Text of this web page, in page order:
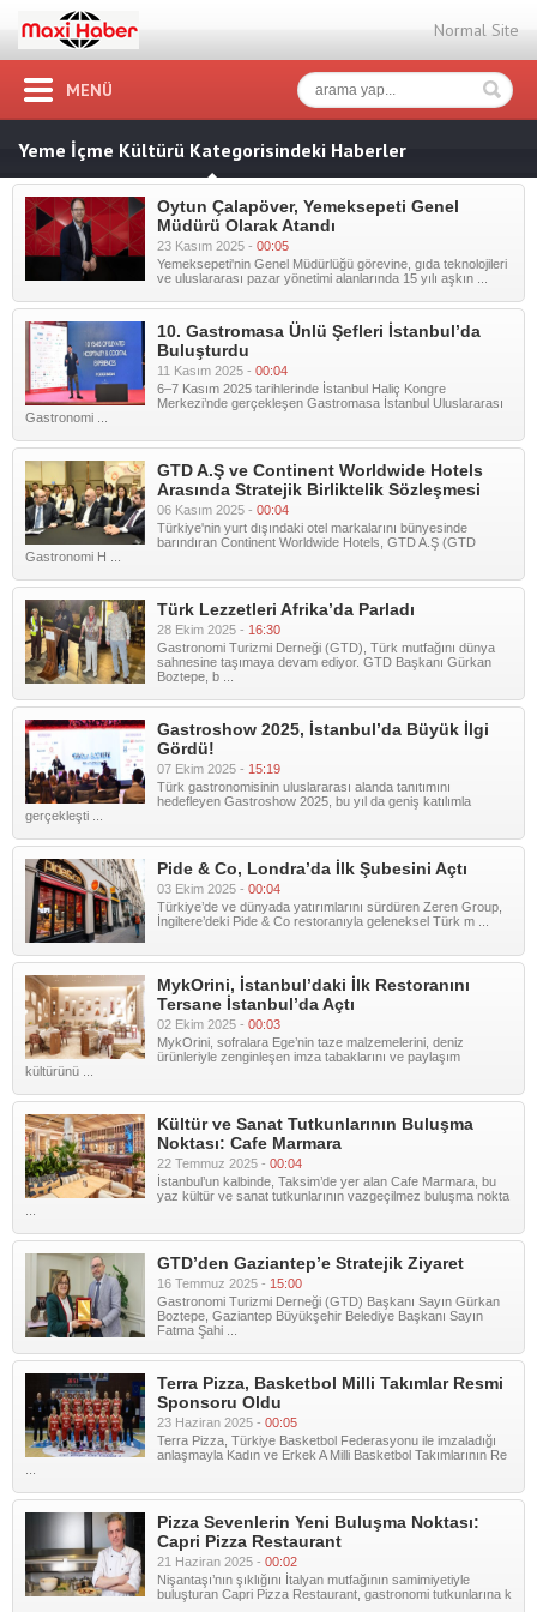
Normal Site
MENÜ
Yeme İçme Kültürü Kategorisindeki Haberler
Oytun Çalapöver, Yemeksepeti Genel
Müdürü Olarak Atandı
23 Kasım 2025 - 00:05
Yemeksepeti'nin Genel Müdürlüğü görevine, gıda teknolojileri
ve uluslararası pazar yönetimi alanlarında 15 yılı aşkın ...
10. Gastromasa Ünlü Şefleri İstanbul’da
Buluşturdu
11 Kasım 2025 - 00:04
6–7 Kasım 2025 tarihlerinde İstanbul Haliç Kongre
Merkezi’nde gerçekleşen Gastromasa İstanbul Uluslararası
Gastronomi ...
GTD A.Ş ve Continent Worldwide Hotels
Arasında Stratejik Birliktelik Sözleşmesi
06 Kasım 2025 - 00:04
Türkiye'nin yurt dışındaki otel markalarını bünyesinde
barındıran Continent Worldwide Hotels, GTD A.Ş (GTD
Gastronomi H ...
Türk Lezzetleri Afrika’da Parladı
28 Ekim 2025 - 16:30
Gastronomi Turizmi Derneği (GTD), Türk mutfağını dünya
sahnesine taşımaya devam ediyor. GTD Başkanı Gürkan
Boztepe, b ...
Gastroshow 2025, İstanbul’da Büyük İlgi
Gördü!
07 Ekim 2025 - 15:19
Türk gastronomisinin uluslararası alanda tanıtımını
hedefleyen Gastroshow 2025, bu yıl da geniş katılımla
gerçekleşti ...
Pide & Co, Londra’da İlk Şubesini Açtı
03 Ekim 2025 - 00:04
Türkiye’de ve dünyada yatırımlarını sürdüren Zeren Group,
İngiltere’deki Pide & Co restoranıyla geleneksel Türk m ...
MykOrini, İstanbul’daki İlk Restoranını
Tersane İstanbul’da Açtı
02 Ekim 2025 - 00:03
MykOrini, sofralara Ege’nin taze malzemelerini, deniz
ürünleriyle zenginleşen imza tabaklarını ve paylaşım
kültürünü ...
Kültür ve Sanat Tutkunlarının Buluşma
Noktası: Cafe Marmara
22 Temmuz 2025 - 00:04
İstanbul’un kalbinde, Taksim’de yer alan Cafe Marmara, bu
yaz kültür ve sanat tutkunlarının vazgeçilmez buluşma nokta
GTD’den Gaziantep’e Stratejik Ziyaret
16 Temmuz 2025 - 15:00
Gastronomi Turizmi Derneği (GTD) Başkanı Sayın Gürkan
Boztepe, Gaziantep Büyükşehir Belediye Başkanı Sayın
Fatma Şahi ...
Terra Pizza, Basketbol Milli Takımlar Resmi
Sponsoru Oldu
23 Haziran 2025 - 00:05
Terra Pizza, Türkiye Basketbol Federasyonu ile imzaladığı
anlaşmayla Kadın ve Erkek A Milli Basketbol Takımlarının Re
Pizza Sevenlerin Yeni Buluşma Noktası:
Capri Pizza Restaurant
21 Haziran 2025 - 00:02
Nişantaşı’nın şıklığını İtalyan mutfağının samimiyetiyle
buluşturan Capri Pizza Restaurant, gastronomi tutkunlarına k